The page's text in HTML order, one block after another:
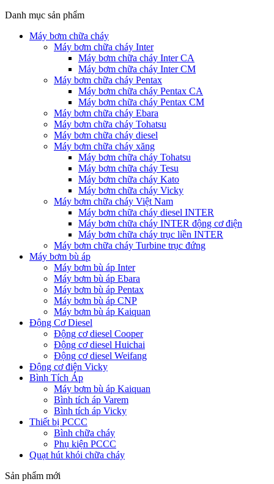
Danh mục sản phẩm
Máy bơm chữa cháy
Máy bơm chữa cháy Inter
Máy bơm chữa cháy Inter CA
Máy bơm chữa cháy Inter CM
Máy bơm chữa cháy Pentax
Máy bơm chữa cháy Pentax CA
Máy bơm chữa cháy Pentax CM
Máy bơm chữa cháy Ebara
Máy bơm chữa cháy Tohatsu
Máy bơm chữa cháy diesel
Máy bơm chữa cháy xăng
Máy bơm chữa cháy Tohatsu
Máy bơm chữa cháy Tesu
Máy bơm chữa cháy Kato
Máy bơm chữa cháy Vicky
Máy bơm chữa cháy Việt Nam
Máy bơm chữa cháy diesel INTER
Máy bơm chữa cháy INTER động cơ điện
Máy bơm chữa cháy trục liền INTER
Máy bơm chữa cháy Turbine trục đứng
Máy bơm bù áp
Máy bơm bù áp Inter
Máy bơm bù áp Ebara
Máy bơm bù áp Pentax
Máy bơm bù áp CNP
Máy bơm bù áp Kaiquan
Động Cơ Diesel
Động cơ diesel Cooper
Động cơ diesel Huichai
Động cơ diesel Weifang
Động cơ điện Vicky
Bình Tích Áp
Máy bơm bù áp Kaiquan
Bình tích áp Varem
Bình tích áp Vicky
Thiết bị PCCC
Bình chữa cháy
Phụ kiện PCCC
Quạt hút khói chữa cháy
Sản phẩm mới